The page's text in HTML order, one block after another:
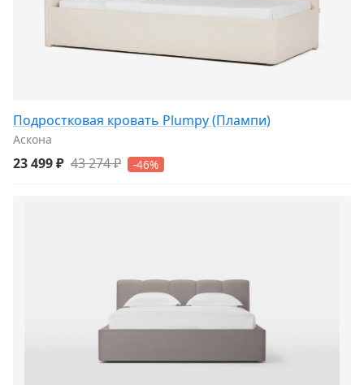
Подростковая кровать Plumpy (Плампи)
Аскона
23 499 ₽ 43 274 ₽ -46%